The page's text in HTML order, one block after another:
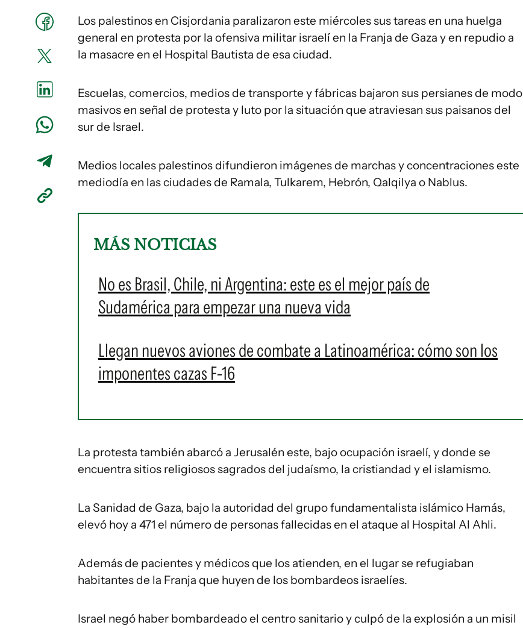
Los palestinos en Cisjordania paralizaron este miércoles sus tareas en una huelga
general en protesta por la ofensiva militar israelí en la Franja de Gaza y en repudio a
la masacre en el Hospital Bautista de esa ciudad.
Escuelas, comercios, medios de transporte y fábricas bajaron sus persianes de modo
masivos en señal de protesta y luto por la situación que atraviesan sus paisanos del
sur de Israel.
Medios locales palestinos difundieron imágenes de marchas y concentraciones este
mediodía en las ciudades de Ramala, Tulkarem, Hebrón, Qalqilya o Nablus.
MÁS NOTICIAS
No es Brasil, Chile, ni Argentina: este es el mejor país de
Sudamérica para empezar una nueva vida
Llegan nuevos aviones de combate a Latinoamérica: cómo son los
imponentes cazas F-16
La protesta también abarcó a Jerusalén este, bajo ocupación israelí, y donde se
encuentra sitios religiosos sagrados del judaísmo, la cristiandad y el islamismo.
La Sanidad de Gaza, bajo la autoridad del grupo fundamentalista islámico Hamás,
elevó hoy a 471 el número de personas fallecidas en el ataque al Hospital Al Ahli.
Además de pacientes y médicos que los atienden, en el lugar se refugiaban
habitantes de la Franja que huyen de los bombardeos israelíes.
Israel negó haber bombardeado el centro sanitario y culpó de la explosión a un misil